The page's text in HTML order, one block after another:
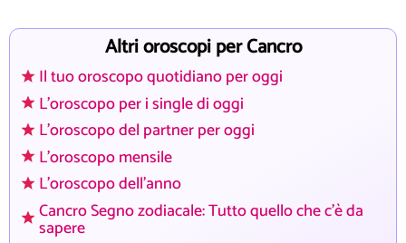
Altri oroscopi per Cancro
Il tuo oroscopo quotidiano per oggi
L'oroscopo per i single di oggi
L'oroscopo del partner per oggi
L'oroscopo mensile
L'oroscopo dell'anno
Cancro Segno zodiacale: Tutto quello che c'è da
sapere